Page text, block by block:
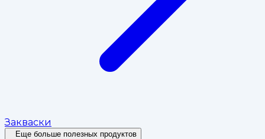
Закваски
Еще больше полезных продуктов